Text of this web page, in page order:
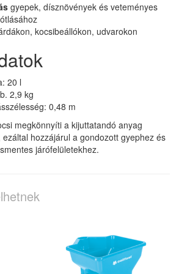
gyepek, dísznövények és veteményes
kocsibeállókon, udvarokon
20 l
2,9 kg
0,48 m
megkönnyíti a kijuttatandó anyag
hozzájárul a gondozott gyephez és
járófelületekhez.